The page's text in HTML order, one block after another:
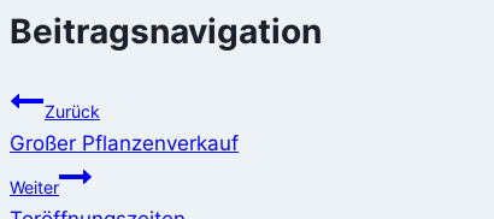
Beitragsnavigation
Zurück
Großer Pflanzenverkauf
Weiter